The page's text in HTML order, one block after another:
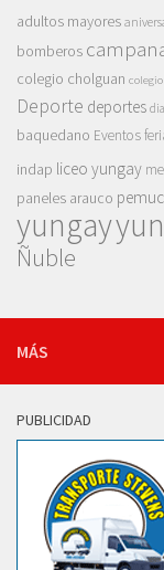
adultos mayores
bomberos
colegio cholguan
Deporte deportes
baquedano Eventos
indap liceo yungay
paneles arauco
yungay
Ñuble
MÁS
PUBLICIDAD